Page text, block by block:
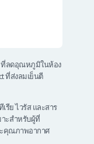
ที่ลดอุณหภูมิในห้อง
ที่ส่งลมเย็นตี
รีย ไวรัส และสาร
ะสำหรับผู้ที่
คุณภาพอากาศ